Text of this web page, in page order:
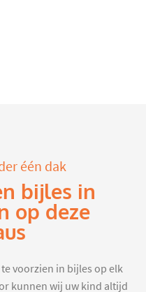
één dak
bijles in
op deze
voorzien in bijles op elk
kunnen wij uw kind altijd